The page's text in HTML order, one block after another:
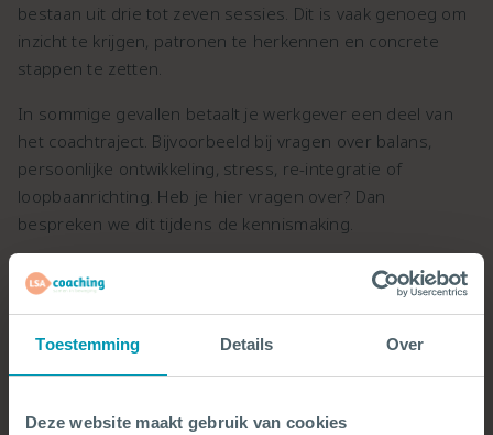
Toestemming Details Over
Deze website maakt gebruik van cookies
bestaan uit drie tot zeven sessies. Dit is vaak genoeg om
inzicht te krijgen, patronen te herkennen en concrete
stappen te zetten.
In sommige gevallen betaalt je werkgever een deel van
het coachtraject. Bijvoorbeeld bij vragen over balans,
persoonlijke ontwikkeling, stress, re-integratie of
loopbaanrichting. Heb je hier vragen over? Dan
bespreken we dit tijdens de kennismaking.
Wat is het verschil tussen een life coach en een
psycholoog?
ontwikkeling, keuzes, gedrag, balans en richting. De focus
ligt op inzicht krijgen en stappen zetten in je dagelijks